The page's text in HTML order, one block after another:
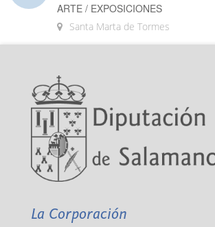
ARTE / EXPOSICIONES
Santa Marta de Tormes
La Corporación